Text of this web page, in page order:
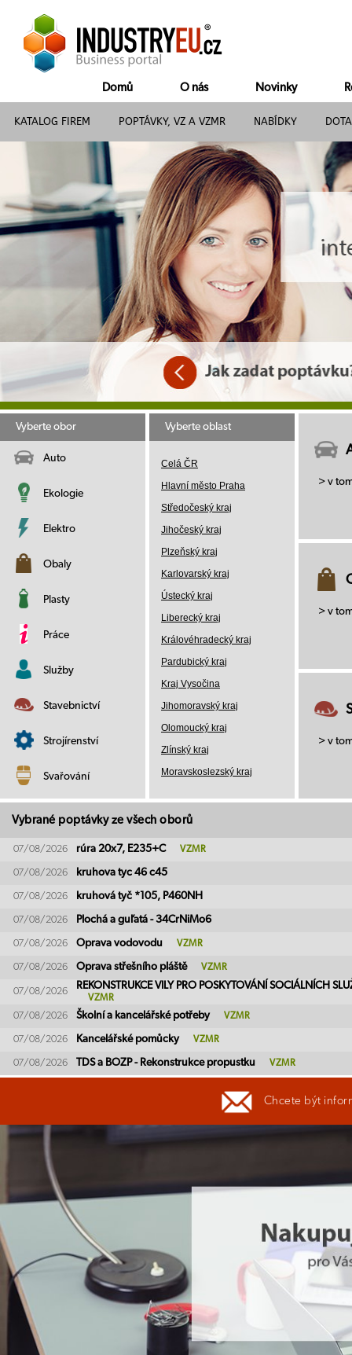
Domů O nás Novinky
KATALOG FIREM POPTÁVKY, VZ A VZMR NABÍDKY
Vyberte obor
Auto
Ekologie
Elektro
Obaly
Plasty
Práce
Služby
Stavebnictví
Strojírenství
Svařování
Vyberte oblast
Celá ČR
Hlavní město Praha
Středočeský kraj
Jihočeský kraj
Plzeňský kraj
Karlovarský kraj
Ústecký kraj
Liberecký kraj
Královéhradecký kraj
Pardubický kraj
Kraj Vysočina
Jihomoravský kraj
Olomoucký kraj
Zlínský kraj
Moravskoslezský kraj
> v
> v
> v
Vybrané poptávky ze všech oborů
07/08/2026 rúra 20x7, E235+C VZMR
07/08/2026 kruhova tyc 46 c45
07/08/2026 kruhová tyč *105, P460NH
07/08/2026 Plochá a guľatá - 34CrNiMo6
07/08/2026 Oprava vodovodu VZMR
07/08/2026 Oprava střešního pláště VZMR
07/08/2026
REKONSTRUKCE VILY PRO POSKYTOVÁNÍ SOCIÁLNÍCH
VZMR
07/08/2026 Školní a kancelářské potřeby VZMR
07/08/2026 Kancelářské pomůcky VZMR
07/08/2026 TDS a BOZP - Rekonstrukce propustku VZMR
Chcete být